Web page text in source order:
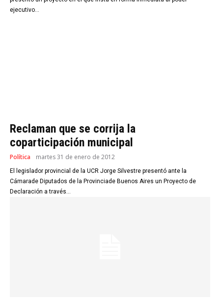
ejecutivo...
Reclaman que se corrija la
coparticipación municipal
Política martes 31 de enero de 2012
El legislador provincial de la UCR Jorge Silvestre presentó ante la
Cámarade Diputados de la Provinciade Buenos Aires un Proyecto de
Declaración a través...